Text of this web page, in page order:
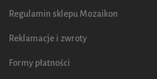
Regulamin sklepu Mozaikon
Reklamacje i zwroty
Formy płatności